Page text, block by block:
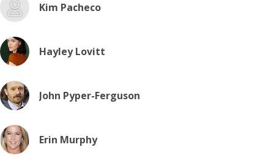
Kim Pacheco
Hayley Lovitt
John Pyper-Ferguson
Erin Murphy